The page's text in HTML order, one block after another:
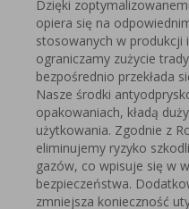
Dzięki
opiera się na
stosowanych w produkcji
ograniczamy zużycie
bezpośrednio przekłada
Nasze środki
opakowaniach, kładą
użytkowania. Zgodnie z
eliminujemy ryzyko
gazów, co wpisuje się w
bezpieczeństwa.
zmniejsza konieczność